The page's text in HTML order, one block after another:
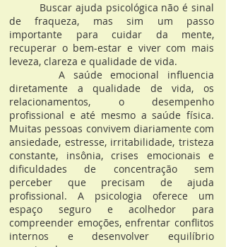
Buscar ajuda psicológica não é sinal
de fraqueza, mas sim um passo
importante para cuidar da mente,
recuperar o bem-estar e viver com mais
leveza, clareza e qualidade de vida.
A saúde emocional influencia
diretamente a qualidade de vida, os
relacionamentos, o desempenho
profissional e até mesmo a saúde física.
Muitas pessoas convivem diariamente com
ansiedade, estresse, irritabilidade, tristeza
constante, insônia, crises emocionais e
dificuldades de concentração sem
perceber que precisam de ajuda
profissional. A psicologia oferece um
espaço seguro e acolhedor para
compreender emoções, enfrentar conflitos
internos e desenvolver equilíbrio